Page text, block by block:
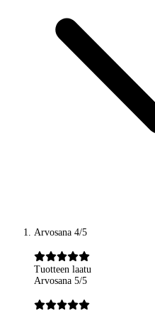
Arvosana 4/5
Tuotteen laatu
Arvosana 5/5